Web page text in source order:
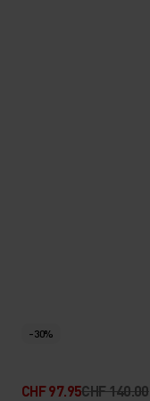
-30%
CHF 97.95CHF 140.00